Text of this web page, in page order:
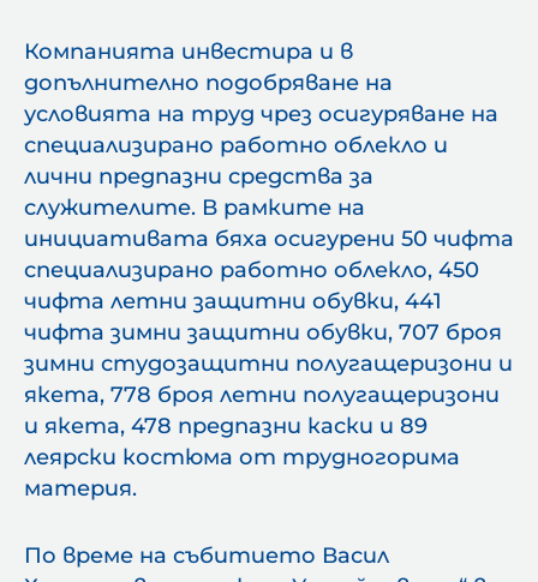
Компанията инвестира и в
допълнително подобряване на
условията на труд чрез осигуряване на
специализирано работно облекло и
лични предпазни средства за
служителите. В рамките на
инициативата бяха осигурени 50 чифта
специализирано работно облекло, 450
чифта летни защитни обувки, 441
чифта зимни защитни обувки, 707 броя
зимни студозащитни полугащеризони и
якета, 778 броя летни полугащеризони
и якета, 478 предпазни каски и 89
леярски костюма от трудногорима
материя.
По време на събитието Васил